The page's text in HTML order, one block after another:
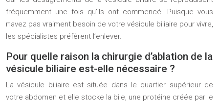
fréquemment une fois qu’ils ont commencé. Puisque vous
n’avez pas vraiment besoin de votre vésicule biliaire pour vivre,
les spécialistes préfèrent l’enlever.
Pour quelle raison la chirurgie d’ablation de la
vésicule biliaire est-elle nécessaire ?
La vésicule biliaire est située dans le quartier supérieur de
votre abdomen et elle stocke la bile, une protéine créée par le